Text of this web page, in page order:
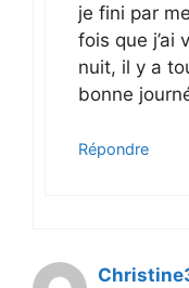
je fini par
fois que j’ai
nuit, il y a
bonne
Répondre